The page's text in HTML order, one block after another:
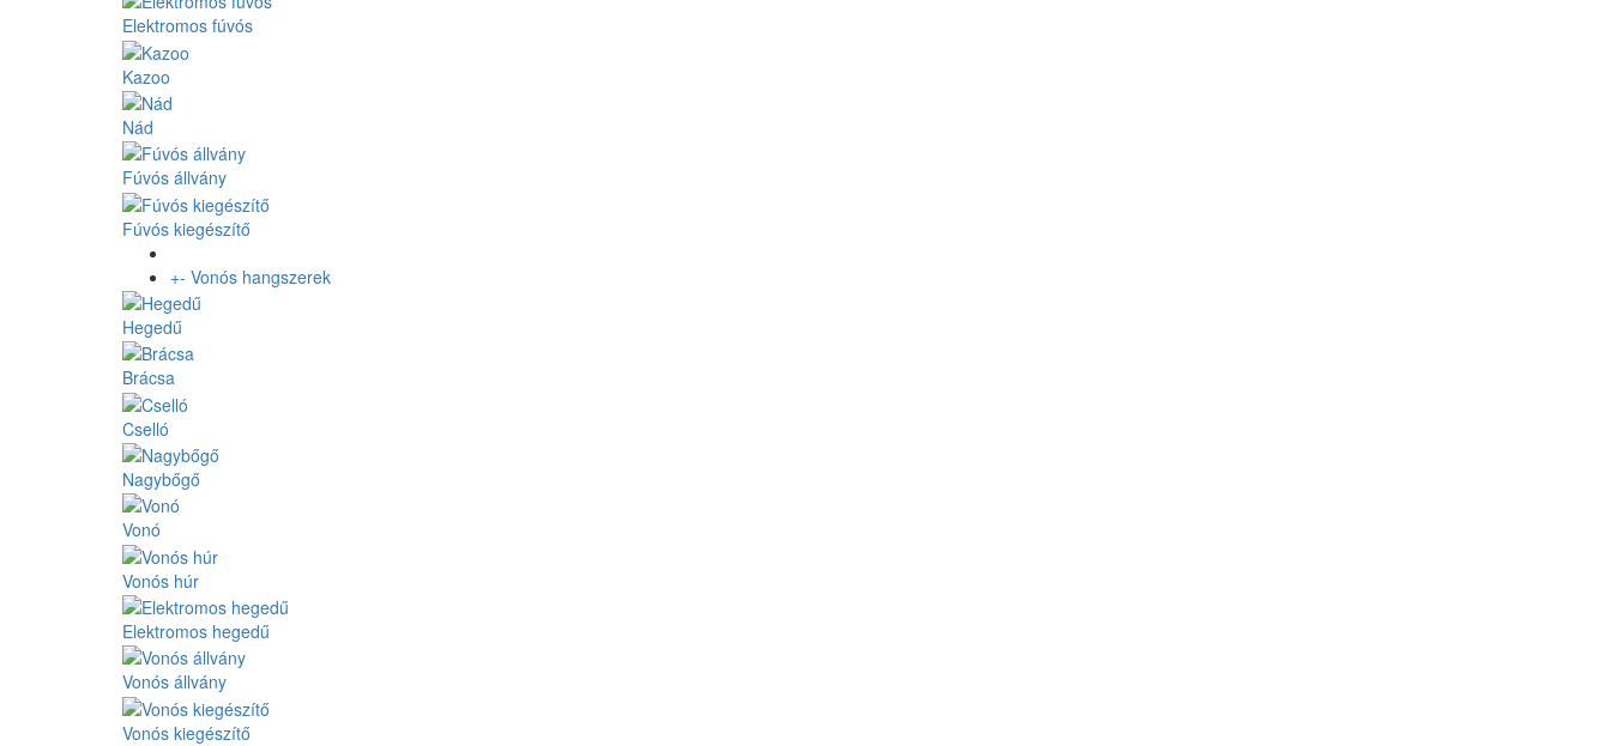
Elektromos fúvós
Kazoo
Nád
Fúvós állvány
Fúvós kiegészítő
+- Vonós hangszerek
Hegedű
Brácsa
Cselló
Nagybőgő
Vonó
Vonós húr
Elektromos hegedű
Vonós állvány
Vonós kiegészítő